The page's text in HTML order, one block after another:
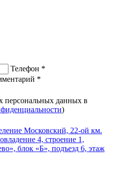
Телефон *
*
персональных данных в
)
Московский, 22-ой км.
4, строение 1,
блок «Б», подъезд 6, этаж